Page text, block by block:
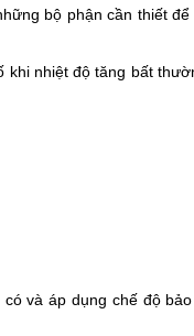
bộ phận cần thiết
nhiệt độ tăng bất
và áp dụng chế độ